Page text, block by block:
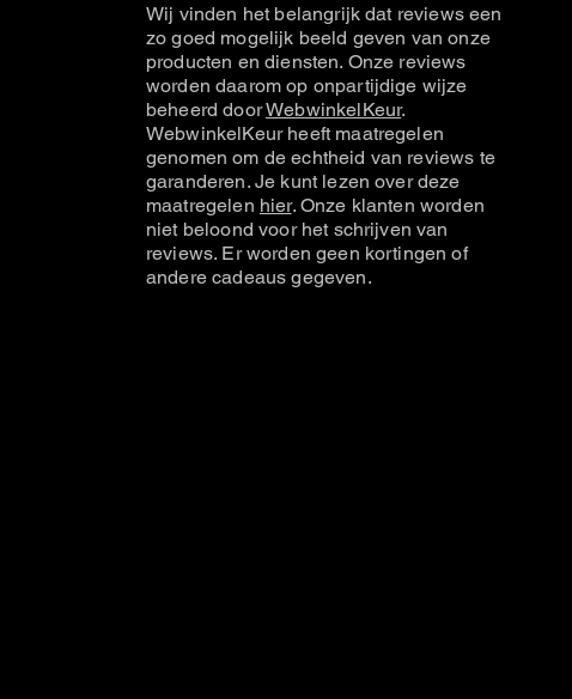
Wij vinden het belangrijk dat reviews een
zo goed mogelijk beeld geven van onze
producten en diensten. Onze reviews
worden daarom op onpartijdige wijze
beheerd doorWebwinkelKeur.
WebwinkelKeur heeft maatregelen
genomen om de echtheid van reviews te
garanderen. Je kunt lezen over deze
maatregelen hier. Onze klanten worden
niet beloond voor het schrijven van
reviews. Er worden geen kortingen of
andere cadeaus gegeven.